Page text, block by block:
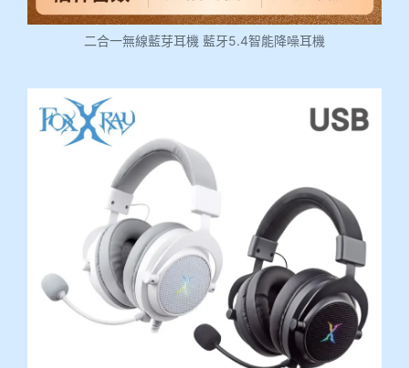
二合一無線藍芽耳機 藍牙5.4智能降噪耳機